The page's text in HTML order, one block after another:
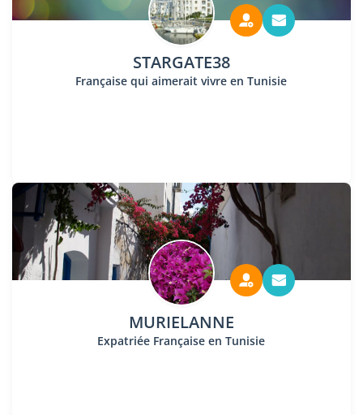
STARGATE38
Française qui aimerait vivre en Tunisie
MURIELANNE
Expatriée Française en Tunisie